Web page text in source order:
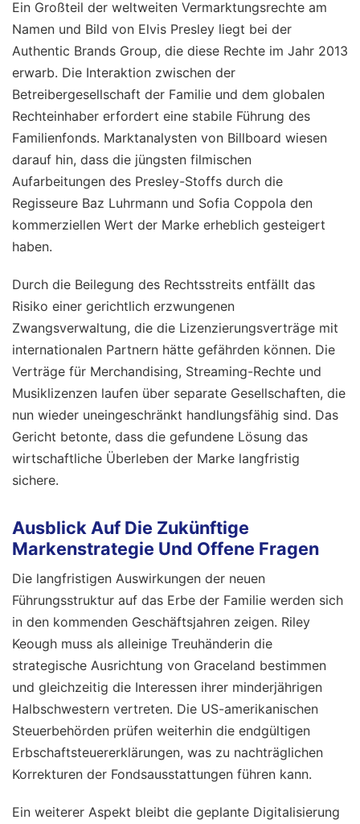
Ein Großteil der weltweiten Vermarktungsrechte am
Namen und Bild von Elvis Presley liegt bei der
Authentic Brands Group, die diese Rechte im Jahr 2013
erwarb. Die Interaktion zwischen der
Betreibergesellschaft der Familie und dem globalen
Rechteinhaber erfordert eine stabile Führung des
Familienfonds. Marktanalysten von Billboard wiesen
darauf hin, dass die jüngsten filmischen
Aufarbeitungen des Presley-Stoffs durch die
Regisseure Baz Luhrmann und Sofia Coppola den
kommerziellen Wert der Marke erheblich gesteigert
haben.
Durch die Beilegung des Rechtsstreits entfällt das
Risiko einer gerichtlich erzwungenen
Zwangsverwaltung, die die Lizenzierungsverträge mit
internationalen Partnern hätte gefährden können. Die
Verträge für Merchandising, Streaming-Rechte und
Musiklizenzen laufen über separate Gesellschaften, die
nun wieder uneingeschränkt handlungsfähig sind. Das
Gericht betonte, dass die gefundene Lösung das
wirtschaftliche Überleben der Marke langfristig
sichere.
Ausblick Auf Die Zukünftige
Markenstrategie Und Offene Fragen
Die langfristigen Auswirkungen der neuen
Führungsstruktur auf das Erbe der Familie werden sich
in den kommenden Geschäftsjahren zeigen. Riley
Keough muss als alleinige Treuhänderin die
strategische Ausrichtung von Graceland bestimmen
und gleichzeitig die Interessen ihrer minderjährigen
Halbschwestern vertreten. Die US-amerikanischen
Steuerbehörden prüfen weiterhin die endgültigen
Erbschaftsteuererklärungen, was zu nachträglichen
Korrekturen der Fondsausstattungen führen kann.
Ein weiterer Aspekt bleibt die geplante Digitalisierung